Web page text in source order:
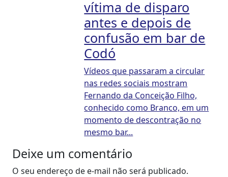
vítima de disparo
antes e depois de
confusão em bar de
Codó
Vídeos que passaram a circular
nas redes sociais mostram
Fernando da Conceição Filho,
conhecido como Branco, em um
momento de descontração no
mesmo bar...
Deixe um comentário
O seu endereço de e-mail não será publicado.